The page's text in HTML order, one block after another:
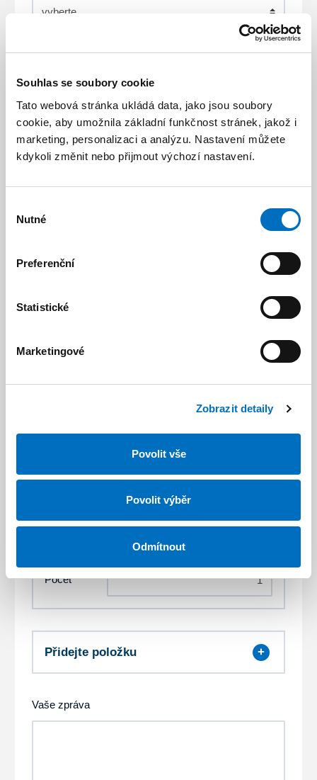
Souhlas se soubory cookie
Tato webová stránka ukládá data, jako jsou soubory
cookie, aby umožnila základní funkčnost stránek, jakož i
marketing, personalizaci a analýzu. Nastavení můžete
kdykoli změnit nebo přijmout výchozí nastavení.
souhlasu
Nutné
Preferenční
Statistické
Marketingové
Zobrazit detaily
Povolit vše
Povolit výběr
Odmítnout
Zasklení *
Dekor *
Položka 1
Kliknutím sem vyberte rozložení
Šířka
Výška
Počet
Přidejte položku
Vaše zpráva